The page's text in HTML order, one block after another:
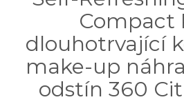
Compact
dlouhotrvající
make-up
odstín 360